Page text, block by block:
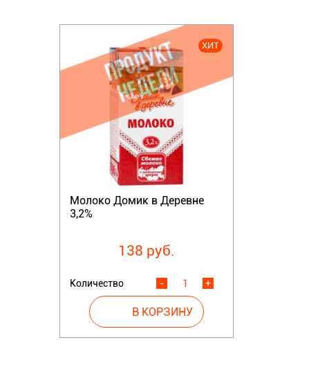
ХИТ
Молоко Домик в Деревне
3,2%
138 руб.
Количество +
-